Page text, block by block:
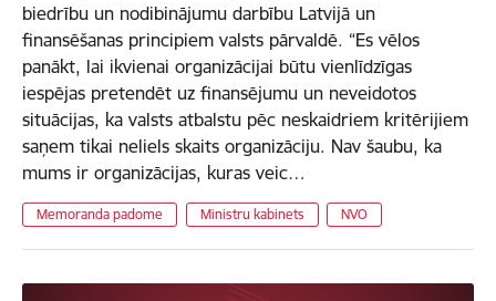
biedrību un nodibinājumu darbību Latvijā un
finansēšanas principiem valsts pārvaldē. “Es vēlos
panākt, lai ikvienai organizācijai būtu vienlīdzīgas
iespējas pretendēt uz finansējumu un neveidotos
situācijas, ka valsts atbalstu pēc neskaidriem kritērijiem
saņem tikai neliels skaits organizāciju. Nav šaubu, ka
mums ir organizācijas, kuras veic…
Memoranda padome Ministru kabinets NVO